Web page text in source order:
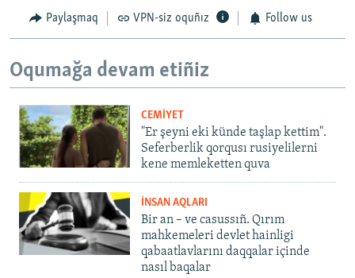
Paylaşmaq VPN-siz oquñız Follow us
Oqumağa devam etiñiz
CEMİYET
"Er şeyni eki künde taşlap kettim".
Seferberlik qorqusı rusiyelilerni
kene memleketten quva
İNSAN AQLARI
Bir an – ve casussıñ. Qırım
mahkemeleri devlet hainligi
qabaatlavlarını daqqalar içinde
nasıl baqalar